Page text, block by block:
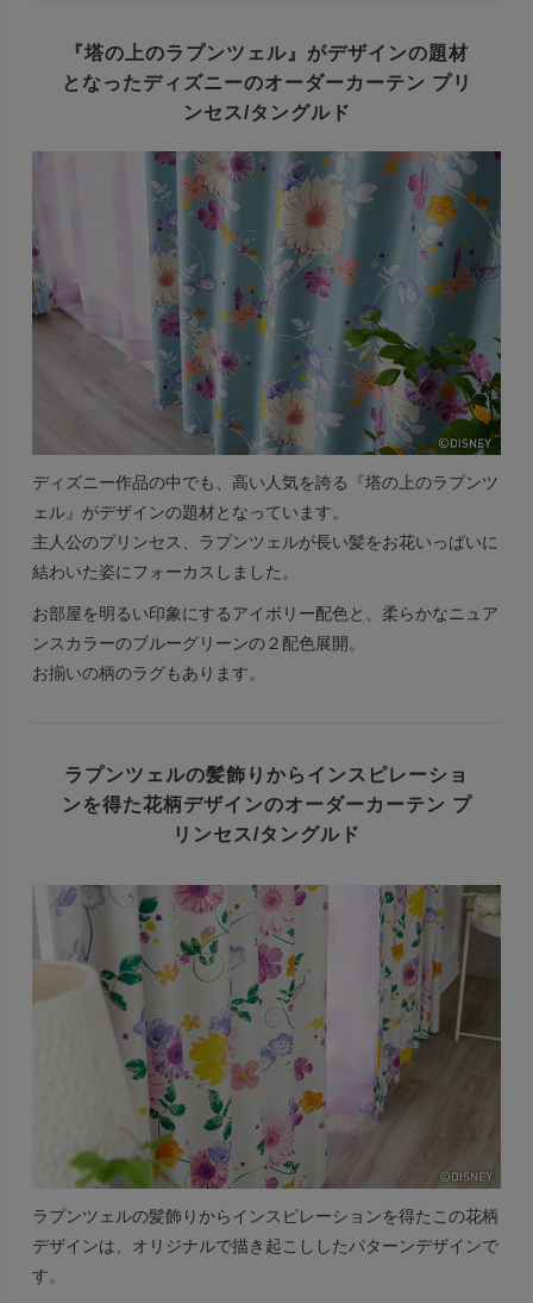
『塔の上のラプンツェル』がデザインの題材
となったディズニーのオーダーカーテン プリ
ンセス/タングルド
ディズニー作品の中でも、高い人気を誇る『塔の上のラプンツ
ェル』がデザインの題材となっています。
主人公のプリンセス、ラプンツェルが長い髪をお花いっぱいに
結わいた姿にフォーカスしました。
お部屋を明るい印象にするアイボリー配色と、柔らかなニュア
ンスカラーのブルーグリーンの２配色展開。
お揃いの柄のラグもあります。
ラプンツェルの髪飾りから インスピレーショ
ンを得た花柄デザインのオーダーカーテン プ
リンセス/タングルド
ラプンツェルの髪飾りからインスピレーションを得たこの花柄
デザインは、オリジナルで描き起こししたパターンデザインで
す。